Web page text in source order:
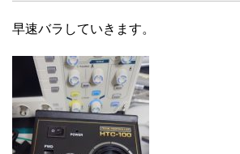
早速バラしていきます。